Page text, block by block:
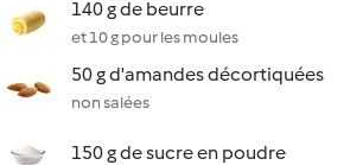
140 g de beurre
et 10 g pour les moules
50 g d'amandes décortiquées
non salées
150 g de sucre en poudre